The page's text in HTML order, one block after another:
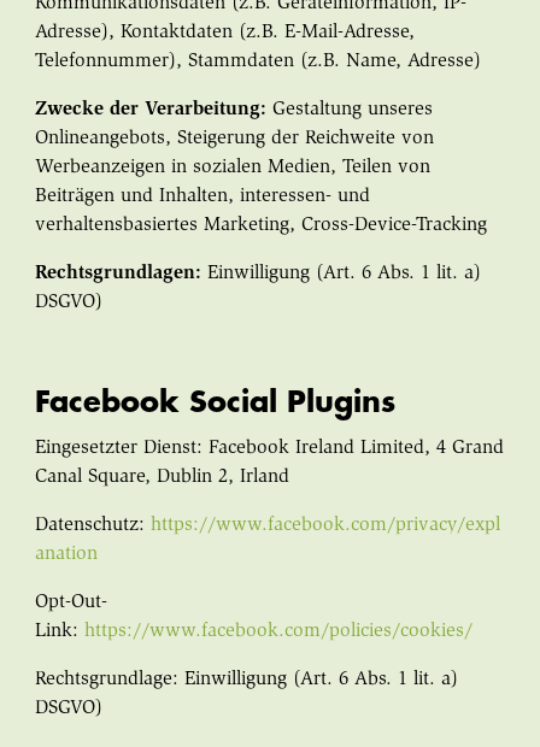
Adresse), Kontaktdaten (z.B. E-Mail-Adresse,
Telefonnummer), Stammdaten (z.B. Name, Adresse)
Zwecke der Verarbeitung: Gestaltung unseres
Onlineangebots, Steigerung der Reichweite von
Werbeanzeigen in sozialen Medien, Teilen von
Beiträgen und Inhalten, interessen- und
verhaltensbasiertes Marketing, Cross-Device-Tracking
Rechtsgrundlagen: Einwilligung (Art. 6 Abs. 1 lit. a)
DSGVO)
Facebook Social Plugins
Eingesetzter Dienst: Facebook Ireland Limited, 4 Grand
Canal Square, Dublin 2, Irland
Datenschutz: https://www.facebook.com/privacy/expl
anation
Opt-Out-
Link: https://www.facebook.com/policies/cookies/
Rechtsgrundlage: Einwilligung (Art. 6 Abs. 1 lit. a)
DSGVO)